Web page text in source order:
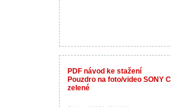
PDF návod ke stažení
Pouzdro na foto/video SONY
zelené